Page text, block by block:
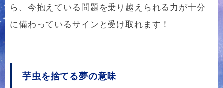
ら、今抱えている問題を乗り越えられる力が十分
に備わっているサインと受け取れます！
芋虫を捨てる夢の意味